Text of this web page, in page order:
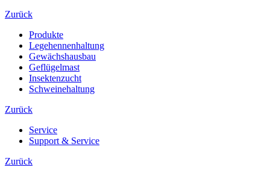
Zurück
Produkte
Legehennenhaltung
Gewächshausbau
Geflügelmast
Insektenzucht
Schweinehaltung
Zurück
Service
Support & Service
Zurück